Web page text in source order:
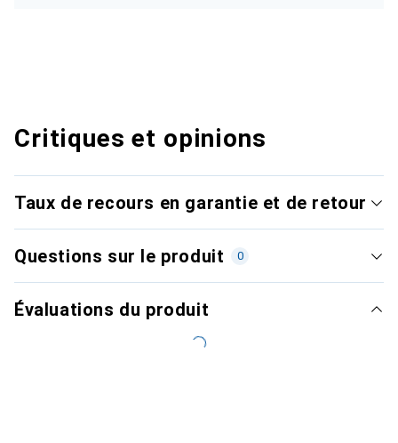
Critiques et opinions
Taux de recours en garantie et de retour
Questions sur le produit 0
Évaluations du produit